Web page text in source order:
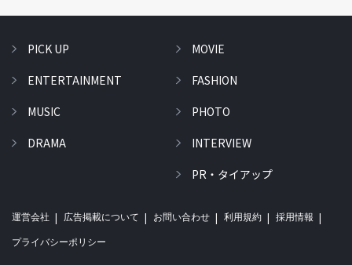
PICK UP
ENTERTAINMENT
MUSIC
DRAMA
MOVIE
FASHION
PHOTO
INTERVIEW
PR・タイアップ
運営会社 広告掲載について お問い合わせ 利用規約 採用情報
プライバシーポリシー